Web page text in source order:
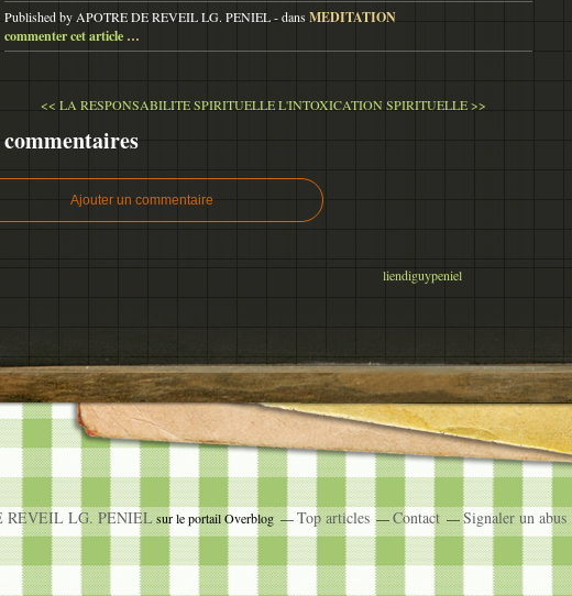
Published by APOTRE DE REVEIL LG. PENIEL-dans MEDITATION
commenter cet article …
<< LA RESPONSABILITE SPIRITUELLE L'INTOXICATION SPIRITUELLE >>
commentaires
Ajouter un commentaire
liendiguypeniel
REVEIL LG. PENIELsur le portail Overblog Top articles Contact Signaler un abus